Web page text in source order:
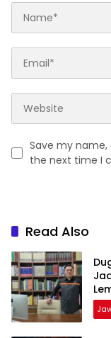
Save my
the next time I
Read Also